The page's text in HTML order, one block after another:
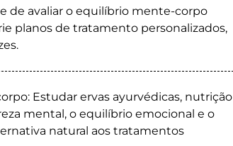
de avaliar o equilíbrio mente-corpo
planos de tratamento personalizados,
Estudar ervas ayurvédicas, nutrição
mental, o equilíbrio emocional e o
natural aos tratamentos